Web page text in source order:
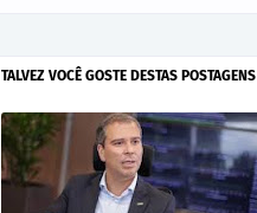
TALVEZ VOCÊ GOSTE DESTAS POSTAGENS